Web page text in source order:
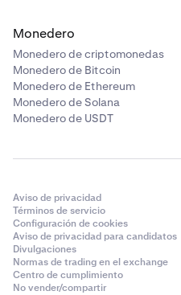
Monedero
Monedero de criptomonedas
Monedero de Bitcoin
Monedero de Ethereum
Monedero de Solana
Monedero de USDT
Aviso de privacidad
Términos de servicio
Configuración de cookies
Aviso de privacidad para candidatos
Divulgaciones
Normas de trading en el exchange
Centro de cumplimiento
No vender/compartir